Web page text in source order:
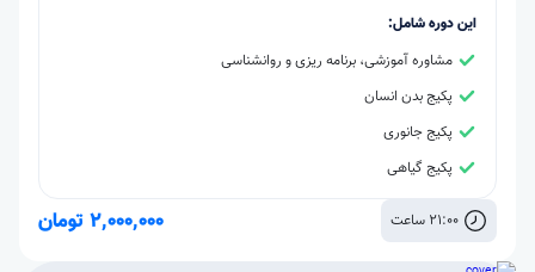
این دوره شامل:
مشاوره آموزشی، برنامه ریزی و روانشناسی
پکیج بدن انسان
پکیج جانوری
پکیج گیاهی
21:00 ساعت 2,000,000 تومان